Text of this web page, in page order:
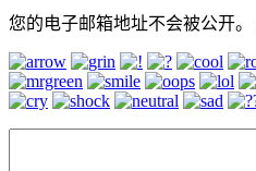
您的电子邮箱地址不会被公开。